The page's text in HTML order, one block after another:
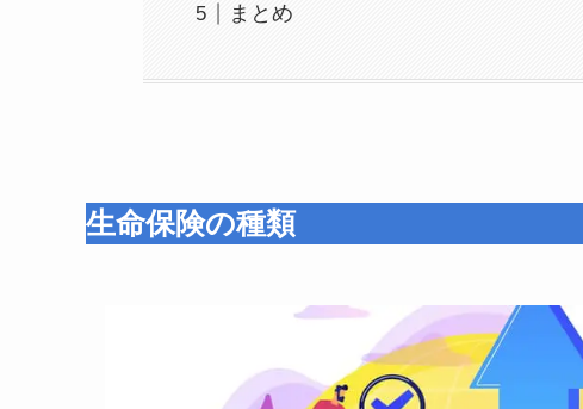
まとめ
生命保険の種類